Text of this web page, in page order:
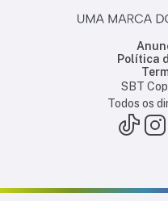
Política
SBT
Todos os